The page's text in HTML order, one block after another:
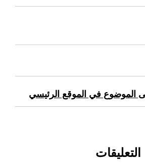
الموضوع في الموقع الرئيسي
التعليقات